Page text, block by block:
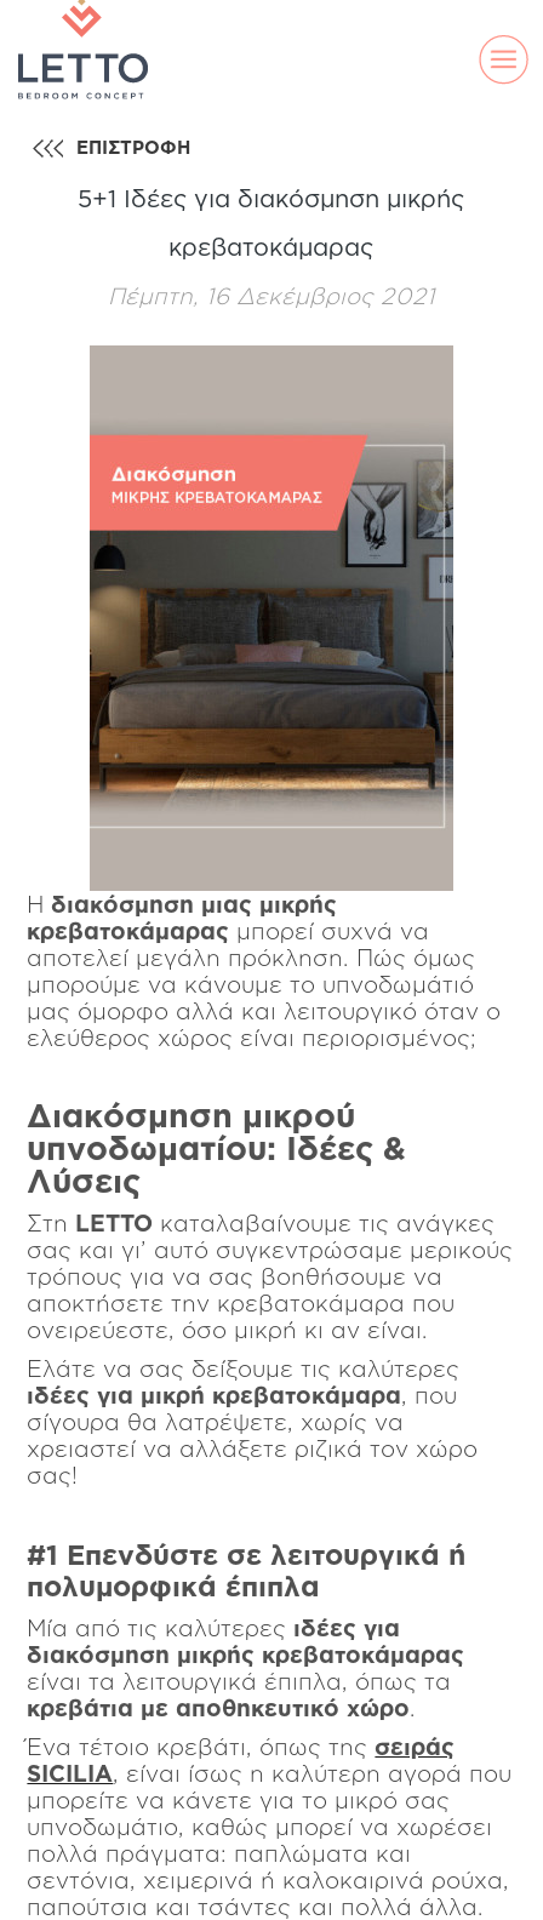
LAND LINE
ΕΠΙΣΤΡΟΦΗ
5+1 Ιδέες για διακόσμηση μικρής
κρεβατοκάμαρας
Πέμπτη, 16 Δεκέμβριος 2021
Ηδιακόσμηση μιας μικρής
κρεβατοκάμαρας μπορεί συχνά να
αποτελεί μεγάλη πρόκληση. Πώς όμως
μπορούμε να κάνουμε το υπνοδωμάτιό
μας όμορφο αλλά και λειτουργικό όταν ο
ελεύθερος χώρος είναι περιορισμένος;
Διακόσμηση μικρού
υπνοδωματίου: Ιδέες &
Λύσεις
Στη LETTO καταλαβαίνουμε τις ανάγκες
σας και γι’ αυτό συγκεντρώσαμε μερικούς
τρόπους για να σας βοηθήσουμε να
αποκτήσετε την κρεβατοκάμαρα που
ονειρεύεστε, όσο μικρή κι αν είναι.
Ελάτε να σας δείξουμε τις καλύτερες
ιδέες για μικρή κρεβατοκάμαρα , που
σίγουρα θα λατρέψετε, χωρίς να
χρειαστεί να αλλάξετε ριζικά τον χώρο
σας!
#1 Επενδύστε σε λειτουργικά ή
πολυμορφικά έπιπλα
Μία από τις καλύτερες ιδέες για
διακόσμηση μικρής κρεβατοκάμαρας
είναι τα λειτουργικά έπιπλα, όπως τα
κρεβάτια με αποθηκευτικό χώρο
Ένα τέτοιο κρεβάτι, όπως τηςσειράς
SICILIA , είναι ίσως η καλύτερη αγορά που
μπορείτε να κάνετε για το μικρό σας
υπνοδωμάτιο, καθώς μπορεί να χωρέσει
πολλά πράγματα: παπλώματα και
σεντόνια, χειμερινά ή καλοκαιρινά ρούχα,
παπούτσια και τσάντες και πολλά άλλα.